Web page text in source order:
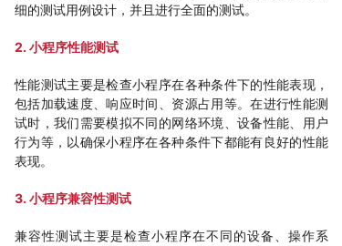
细的测试用例设计，并且进行全面的测试。
2. 小程序性能测试
性能测试主要是检查小程序在各种条件下的性能表现，
包括加载速度、响应时间、资源占用等。在进行性能测
试时，我们需要模拟不同的网络环境、设备性能、用户
行为等，以确保小程序在各种条件下都能有良好的性能
表现。
3. 小程序兼容性测试
兼容性测试主要是检查小程序在不同的设备、操作系